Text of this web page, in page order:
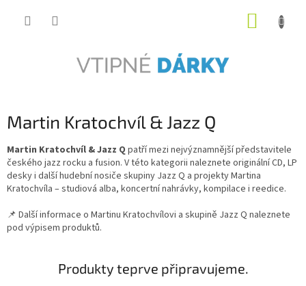
Martin Kratochvíl & Jazz Q
Martin Kratochvíl & Jazz Q patří mezi nejvýznamnější představitele
českého jazz rocku a fusion. V této kategorii naleznete originální CD, LP
desky i další hudební nosiče skupiny Jazz Q a projekty Martina
Kratochvíla – studiová alba, koncertní nahrávky, kompilace i reedice.
📌 Další informace o Martinu Kratochvílovi a skupině Jazz Q naleznete
pod výpisem produktů.
Produkty teprve připravujeme.